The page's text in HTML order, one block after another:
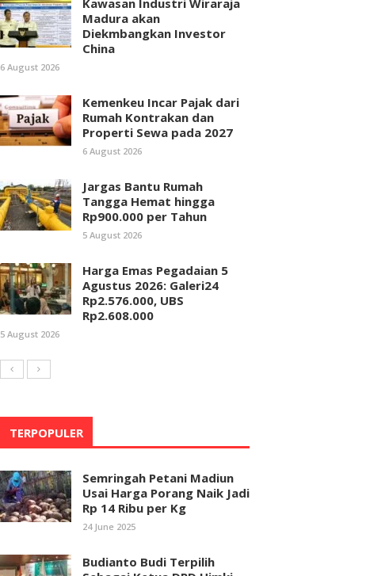
Kawasan Industri Wiraraja
Madura akan
Diekmbangkan Investor
China
6 August 2026
Kemenkeu Incar Pajak dari
Rumah Kontrakan dan
Properti Sewa pada 2027
6 August 2026
Jargas Bantu Rumah
Tangga Hemat hingga
Rp900.000 per Tahun
5 August 2026
Harga Emas Pegadaian 5
Agustus 2026: Galeri24
Rp2.576.000, UBS
Rp2.608.000
5 August 2026
TERPOPULER
Semringah Petani Madiun
Usai Harga Porang Naik Jadi
Rp 14 Ribu per Kg
24 June 2025
Budianto Budi Terpilih